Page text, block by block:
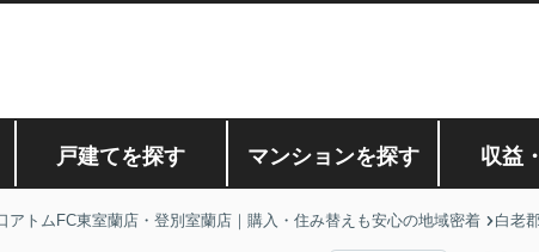
戸建てを探す マンションを探す 収益
アトムFC東室蘭店・登別室蘭店｜購入・住み替えも安心の地域密着 白老